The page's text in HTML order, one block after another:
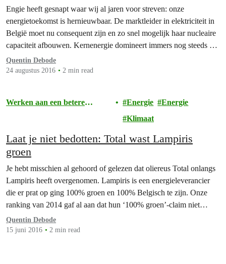
Engie heeft gesnapt waar wij al jaren voor streven: onze
energietoekomst is hernieuwbaar. De marktleider in elektriciteit in
België moet nu consequent zijn en zo snel mogelijk haar nucleaire
capaciteit afbouwen. Kernenergie domineert immers nog steeds het
Belgische stroomnet, maar moet plaats ruimen voor hernieuwbare
energie!Greenpeace is aangenaam verrast door de transitie die
Quentin Debode
24 augustus 2016
2 min read
Werken aan een betere
Energie
Energie
Klimaat
Laat je niet bedotten: Total wast Lampiris
groen
Je hebt misschien al gehoord of gelezen dat oliereus Total onlangs
Lampiris heeft overgenomen. Lampiris is een energieleverancier
die er prat op ging 100% groen en 100% Belgisch te zijn. Onze
ranking van 2014 gaf al aan dat hun ‘100% groen’-claim niet
helemaal strookt met de werkelijke mix in hun aanbod.
Quentin Debode
15 juni 2016
2 min read